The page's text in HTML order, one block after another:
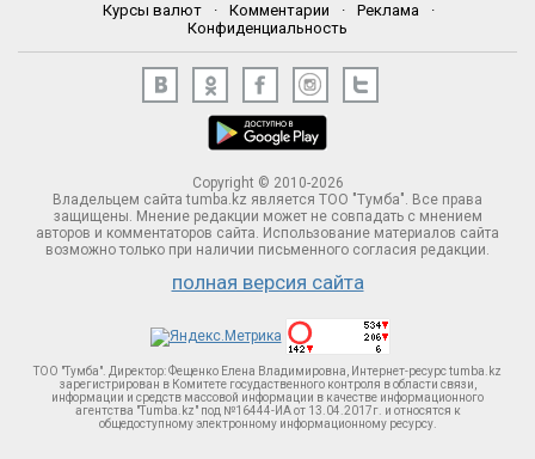
Курсы валют · Комментарии · Реклама
·
Конфиденциальность
Copyright © 2010-2026
Владельцем сайта tumba.kz является ТОО "Тумба". Все права
защищены. Мнение редакции может не совпадать с мнением
авторов и комментаторов сайта. Использование материалов сайта
возможно только при наличии письменного согласия редакции.
полная версия сайта
ТОО "Тумба". Директор: Фещенко Елена Владимировна, Интернет-ресурс tumba.kz
зарегистрирован в Комитете госудаственного контроля в области связи,
информации и средств массовой информации в качестве информационного
агентства "Tumba.kz" под №16444-ИА от 13.04.2017г. и относятся к
общедоступному электронному информационному ресурсу.